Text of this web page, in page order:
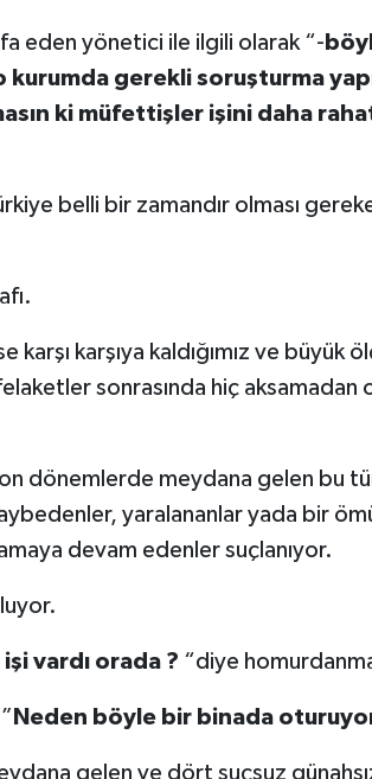
eden yönetici ile ilgili olarak “-
kurumda gerekli soruşturma
ki müfettişler işini daha
belli bir zamandır olması
karşı karşıya kaldığımız ve büyük
felaketler sonrasında hiç aksamadan
dönemlerde meydana gelen bu
yaralananlar yada bir
devam edenler suçlanıyor.
vardı orada ? “diye
Neden böyle bir binada
gelen ve dört suçsuz günahsız